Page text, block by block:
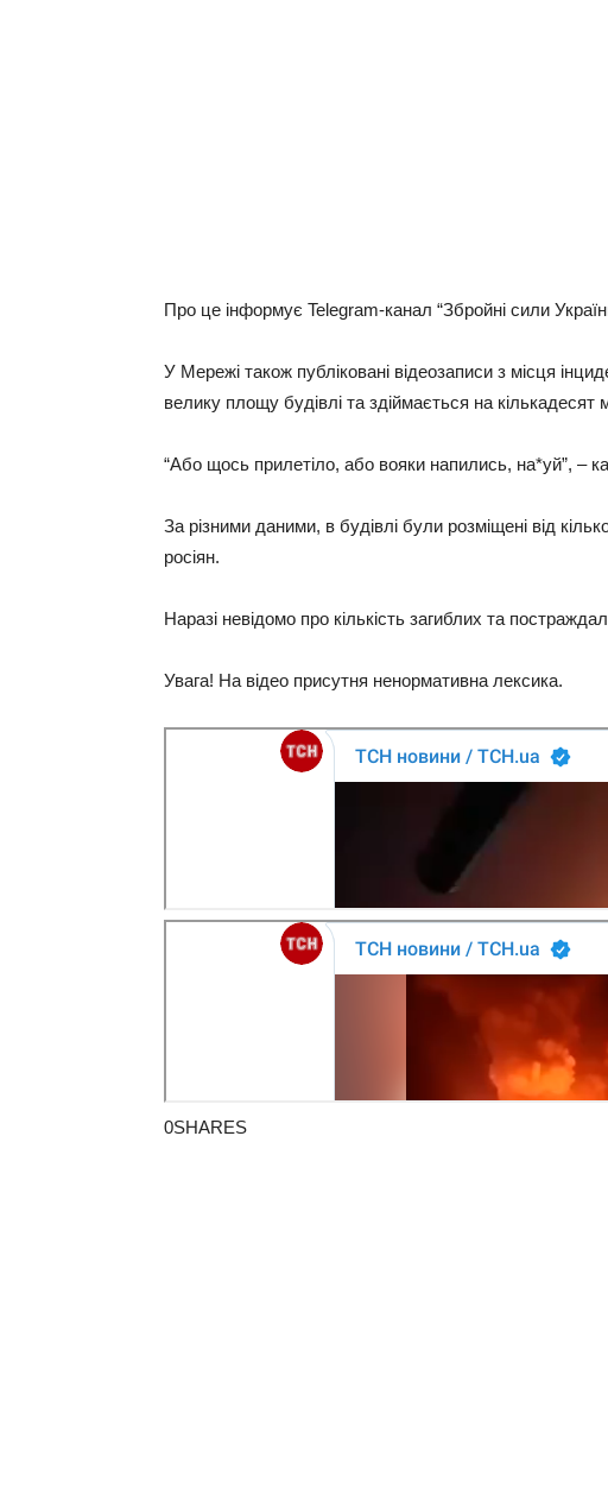
Про це інформує Telegram-канал “Збройні сили
У Мережі також публіковані відеозаписи з місця
велику площу будівлі та здіймається на кількадесят
“Або щось прилетіло, або вояки напились, на*уй”, ­–
За різними даними, в будівлі були розміщені від
росіян.
Наразі невідомо про кількість загиблих та
Увага! На відео присутня ненормативна лексика.
0SHARES